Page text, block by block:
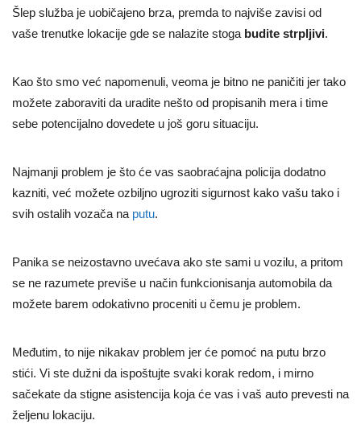
Šlep služba je uobičajeno brza, premda to najviše zavisi od
vaše trenutke lokacije gde se nalazite stoga budite strpljivi.
Kao što smo već napomenuli, veoma je bitno ne paničiti jer tako
možete zaboraviti da uradite nešto od propisanih mera i time
sebe potencijalno dovedete u još goru situaciju.
Najmanji problem je što će vas saobraćajna policija dodatno
kazniti, već možete ozbiljno ugroziti sigurnost kako vašu tako i
svih ostalih vozača na putu.
Panika se neizostavno uvećava ako ste sami u vozilu, a pritom
se ne razumete previše u način funkcionisanja automobila da
možete barem odokativno proceniti u čemu je problem.
Međutim, to nije nikakav problem jer će pomoć na putu brzo
stići. Vi ste dužni da ispoštujte svaki korak redom, i mirno
sačekate da stigne asistencija koja će vas i vaš auto prevesti na
željenu lokaciju.